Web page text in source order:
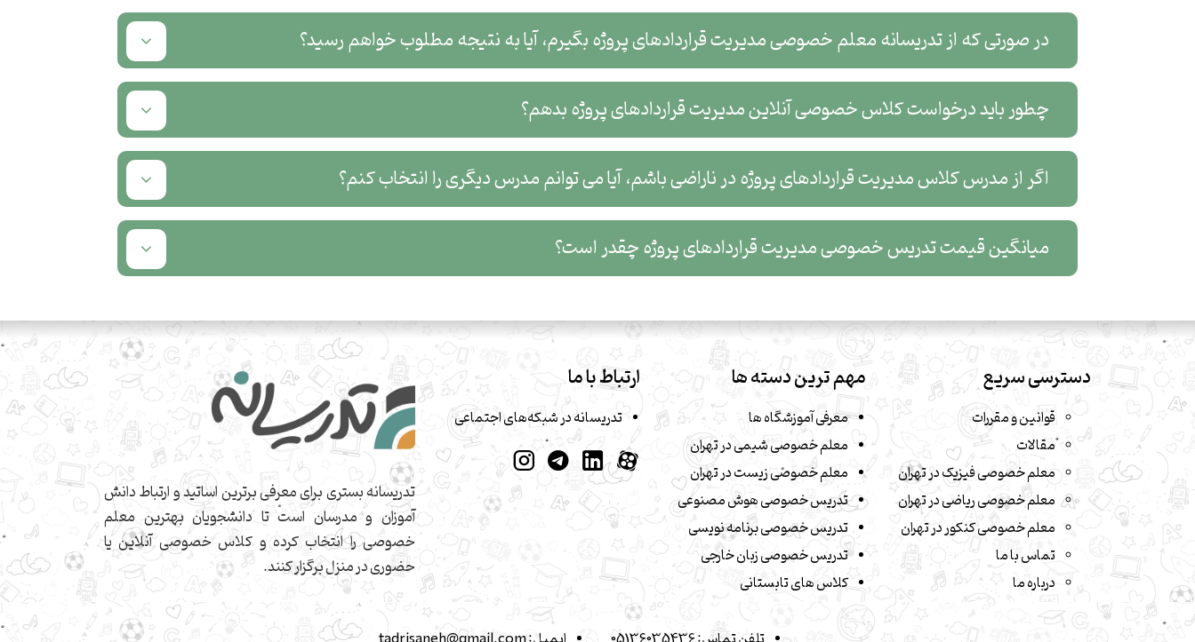
در صورتی که از تدریسانه معلم خصوصی مدیریت قراردادهای پروژه بگیرم، آیا به نتیجه مطلوب خواهم رسید؟
چطور باید درخواست کلاس خصوصی آنلاین مدیریت قراردادهای پروژه بدهم؟
اگر از مدرس کلاس مدیریت قراردادهای پروژه در ناراضی باشم، آیا می توانم مدرس دیگری را انتخاب کنم؟
میانگین قیمت تدریس خصوصی مدیریت قراردادهای پروژه چقدر است؟
دسترسی سریع
قوانین و مقررات
مقالات
معلم خصوصی فیزیک در تهران
معلم خصوصی ریاضی در تهران
معلم خصوصی کنکور در تهران
تماس با ما
درباره ما
مهم ترین دسته ها
معرفی آموزشگاه ها
معلم خصوصی شیمی در تهران
معلم خصوصی زیست در تهران
تدریس خصوصی هوش مصنوعی
تدریس خصوصی برنامه نویسی
تدریس خصوصی زبان خارجی
کلاس های تابستانی
ارتباط با ما
تدریسانه در شبکه‌های اجتماعی
تدریسانه بستری برای معرفی برترین اساتید و ارتباط دانش
آموزان و مدرسان است تا دانشجویان بهترین معلم
خصوصی را انتخاب کرده و کلاس خصوصی آنلاین یا
حضوری در منزل برگزار کنند.